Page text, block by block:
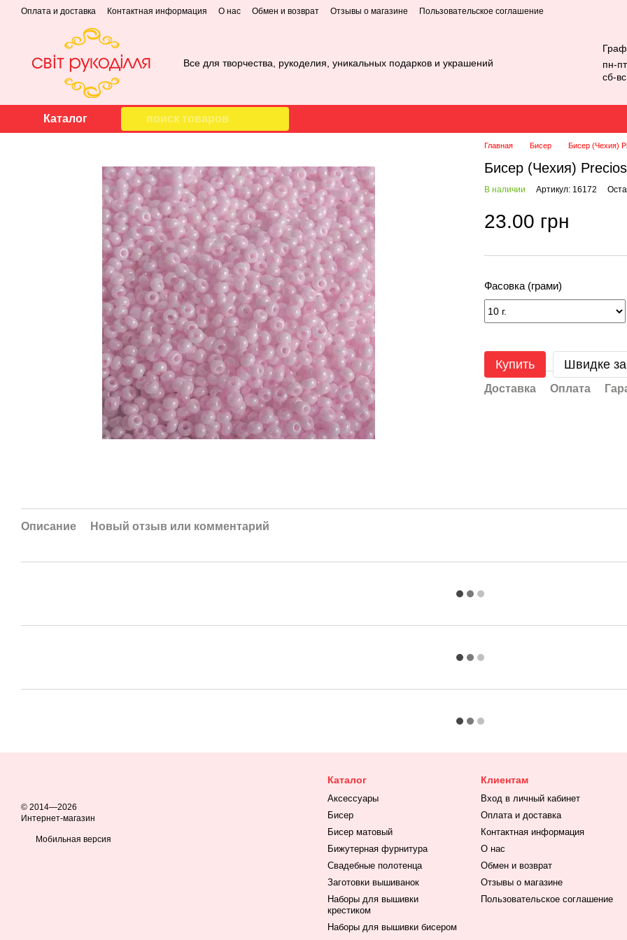
Перейти к основному контенту
Оплата и доставка Контактная информация О нас Обмен и возврат Отзывы о магазине Пользовательское соглашение
Все для творчества, рукоделия, уникальных подарков и украшений
пн-
сб-
Каталог
Главная Бисер Бисер (Чехия)
Бисер (Чехия)
В наличии Артикул: 16172
23.00 грн
Фасовка (грами)
Купить Швидке
Доставка Оплата
Описание Новый отзыв или комментарий
© 2014—2026
Интернет-магазин
Мобильная версия
Каталог
Аксессуары
Бисер
Бисер матовый
Бижутерная фурнитура
Свадебные полотенца
Заготовки вышиванок
Наборы для вышивки
крестиком
Наборы для вышивки бисером
Клиентам
Вход в личный кабинет
Оплата и доставка
Контактная информация
О нас
Обмен и возврат
Отзывы о магазине
Пользовательское соглашение